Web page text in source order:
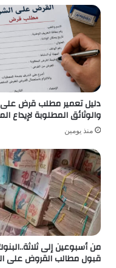
دليل تعمير مطلب قرض
والوثائق المطلوبة لإيداع
منذ يومين
من أسبوعين إلى
قبول مطالب القروض على